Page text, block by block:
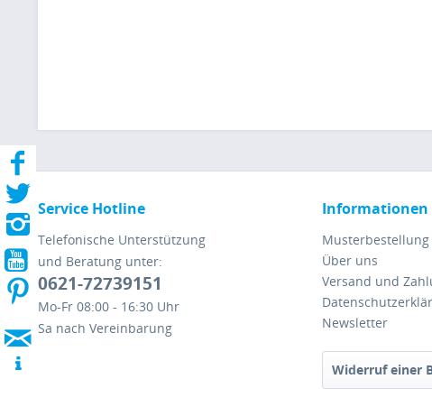
Service Hotline
Telefonische Unterstützung
und Beratung unter:
0621-72739151
Mo-Fr 08:00 - 16:30 Uhr
Sa nach Vereinbarung
Informationen
Musterbestellung
Über uns
Versand und
Newsletter
Widerruf einer